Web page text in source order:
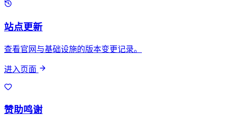
站点更新
查看官网与基础设施的版本变更记录。
进入页面
赞助鸣谢